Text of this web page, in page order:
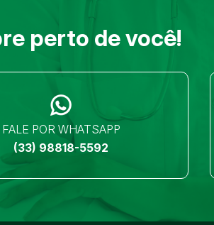
perto de você!
FALE POR WHATSAPP
(33) 98818-5592